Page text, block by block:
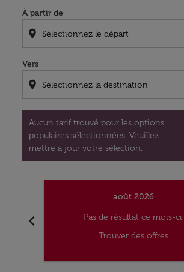
À partir de
location_on
Vers
location_on
Aucun tarif trouvé pour les options
populaires sélectionnées. Veuillez
mettre à jour votre sélection.
chevron_left
août 2026
Pas de résultat ce mois-ci.
Trouver des offres